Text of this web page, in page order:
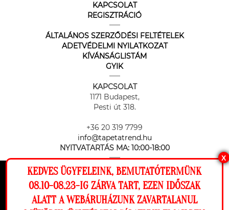
Ez a weboldal cookie-kat használ, hogy a
lehető legjobb élményt nyújtsa honlapunkon.
KAPCSOLAT
REGISZTRÁCIÓ
ÁLTALÁNOS SZERZŐDÉSI FELTÉTELEK
ADETVÉDELMI NYILATKOZAT
KÍVÁNSÁGLISTÁM
GYIK
KAPCSOLAT
1171 Budapest,
Pesti út 318.
+36 20 319 7799
info@tapetatrend.hu
NYITVATARTÁS MA: 10:00-18:00
X
KEDVES ÜGYFELEINK, BEMUTATÓTERMÜNK
08.10-08.23-IG ZÁRVA TART, EZEN IDŐSZAK
ALATT A WEBÁRUHÁZUNK ZAVARTALANUL